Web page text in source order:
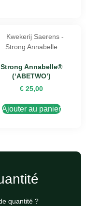
Strong Annabelle®
(‘ABETWO’)
€25,00
Ajouter au panier
quantité ?